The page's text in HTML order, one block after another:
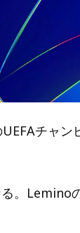
チャン
。Lemino